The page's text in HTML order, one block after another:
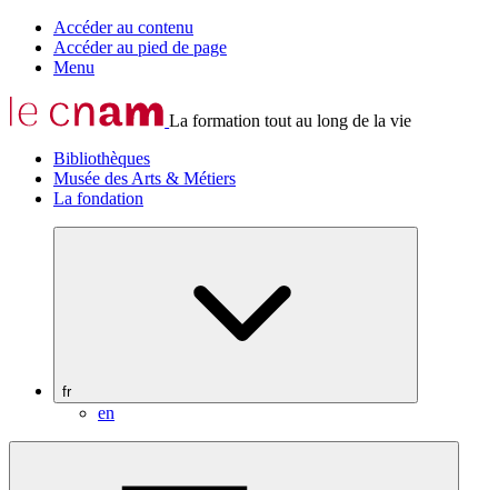
Accéder au contenu
Accéder au pied de page
Menu
La formation tout au long de la vie
Bibliothèques
Musée des Arts & Métiers
La fondation
fr
en